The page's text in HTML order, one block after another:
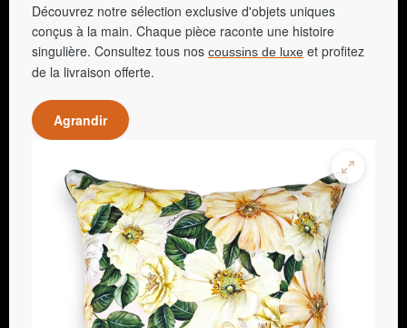
Découvrez notre sélection exclusive d'objets uniques
conçus à la main. Chaque pièce raconte une histoire
singulière. Consultez tous nos coussins de luxe et profitez
de la livraison offerte.
Agrandir